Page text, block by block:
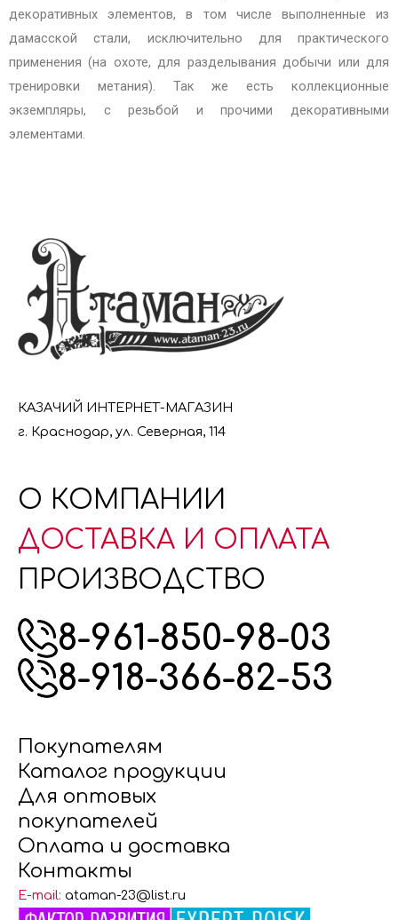
декоративных элементов, в том числе выполненные из
дамасской стали, исключительно для практического
применения (на охоте, для разделывания добычи или для
тренировки метания). Так же есть коллекционные
экземпляры, с резьбой и прочими декоративными
элементами.
КАЗАЧИЙ ИНТЕРНЕТ-МАГАЗИН
г. Краснодар, ул. Северная, 114
О КОМПАНИИ
ДОСТАВКА И ОПЛАТА
ПРОИЗВОДСТВО
8-961-850-98-03
8-918-366-82-53
Покупателям
Каталог продукции
Для оптовых
покупателей
Оплата и доставка
Контакты
E-mail: ataman-23@list.ru